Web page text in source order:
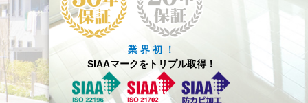
業 界 初 ！
SIAAマークをトリプル取得！